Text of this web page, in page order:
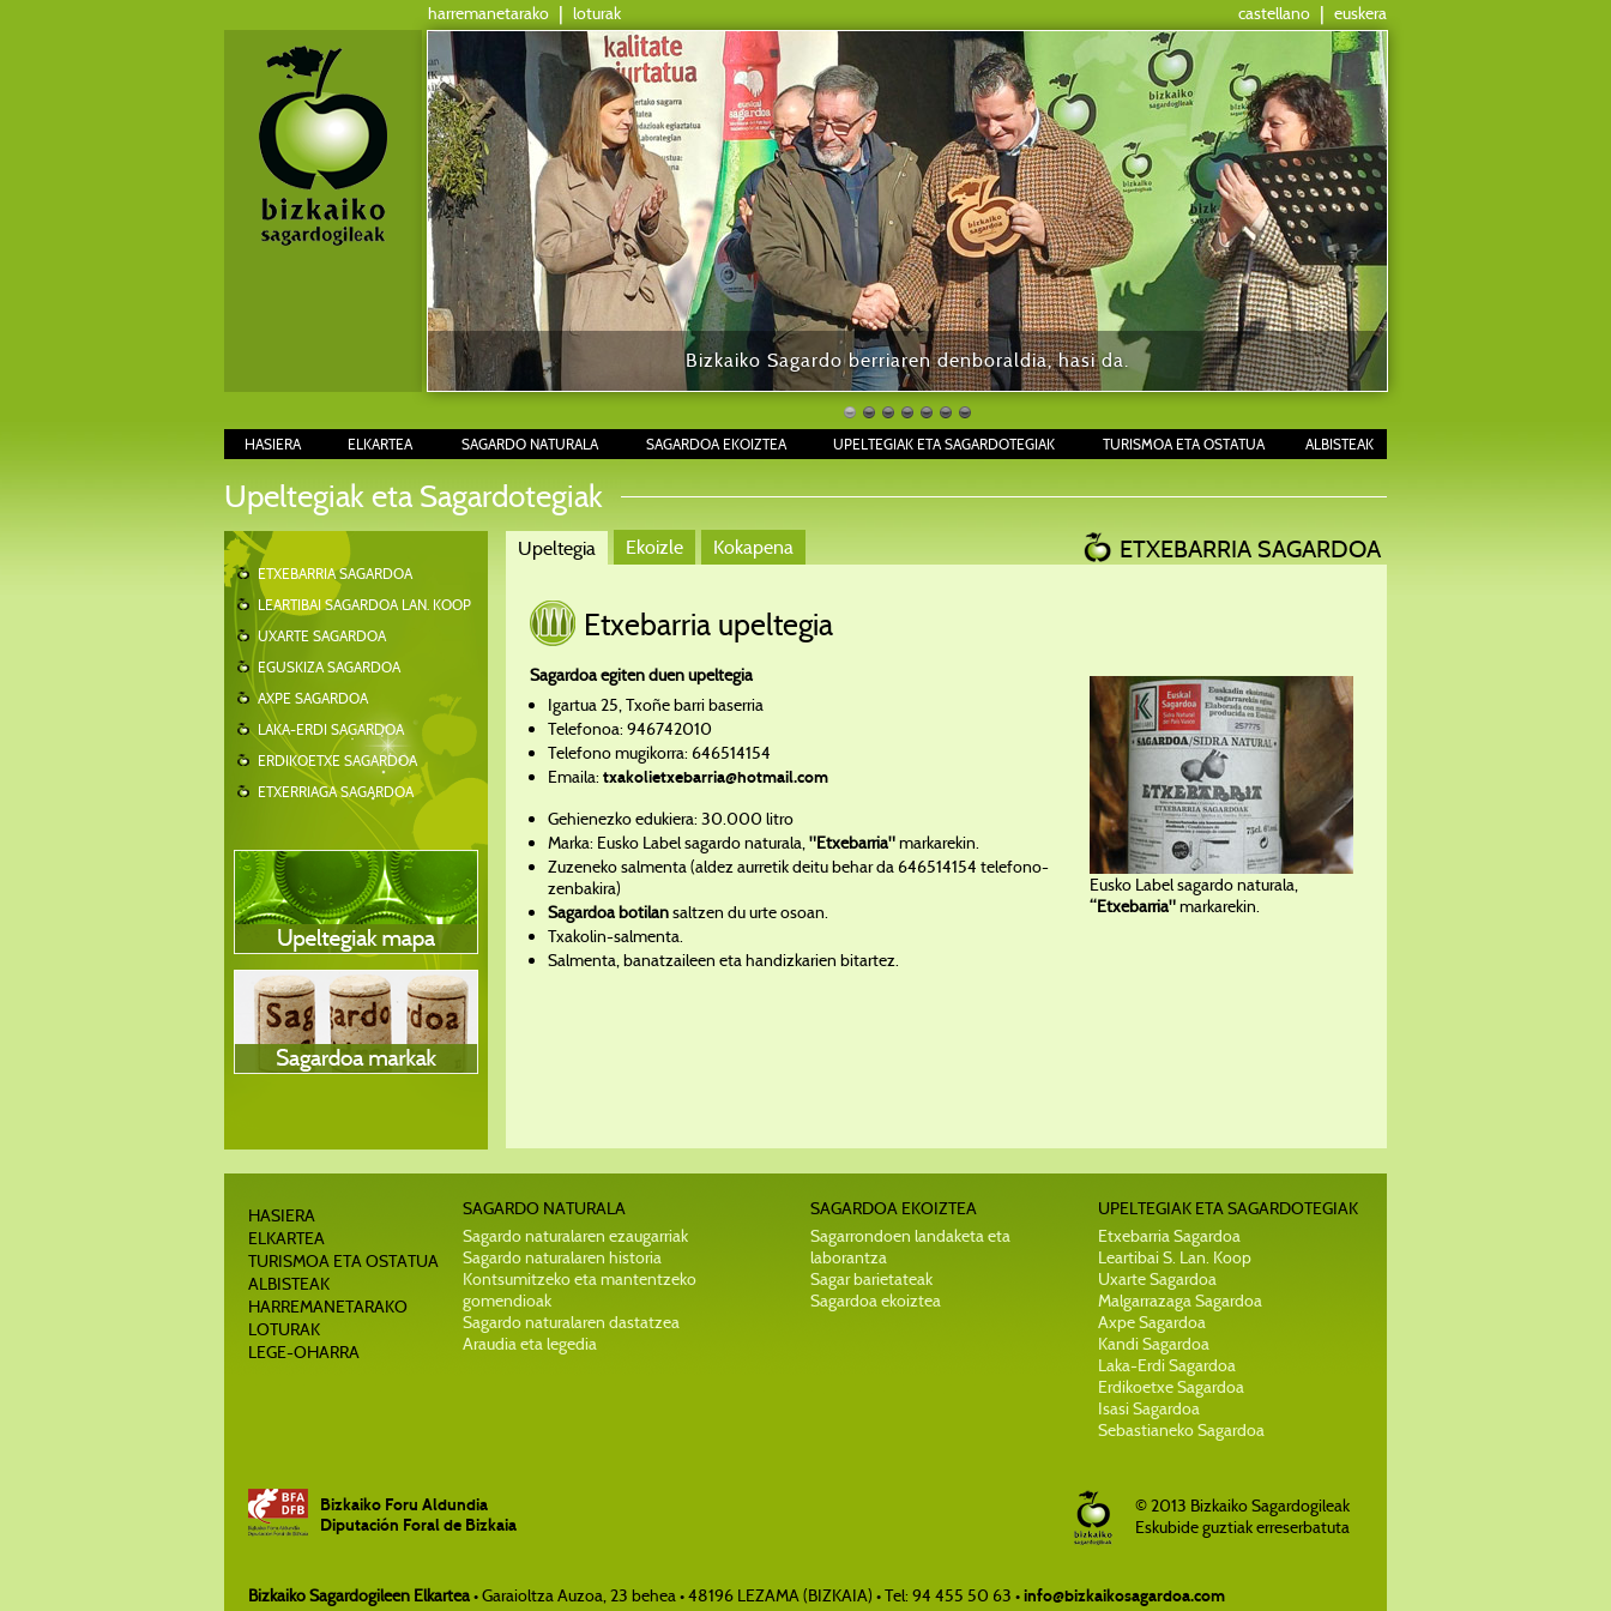
harremanetarako | loturak castellano | euskera
Bizkaiko Sagardo berriaren denboraldia, hasi da.
HASIERA ELKARTEA SAGARDO NATURALA SAGARDOA EKOIZTEA UPELTEGIAK ETA SAGARDOTEGIAK TURISMOA ETA OSTATUA ALBISTEAK
Upeltegiak eta Sagardotegiak
ETXEBARRIA SAGARDOA
LEARTIBAI SAGARDOA LAN. KOOP
UXARTE SAGARDOA
EGUSKIZA SAGARDOA
AXPE SAGARDOA
LAKA-ERDI SAGARDOA
ERDIKOETXE SAGARDOA
ETXERRIAGA SAGARDOA
Upeltegia Ekoizle Kokapena ETXEBARRIA SAGARDOA
Etxebarria upeltegia
Sagardoa egiten duen upeltegia
Igartua 25, Txoñe barri baserria
Telefonoa: 946742010
Telefono mugikorra: 646514154
Emaila: txakolietxebarria@hotmail.com
Gehienezko edukiera: 30.000 litro
Marka: Eusko Label sagardo naturala,"Etxebarria"markarekin.
Zuzeneko salmenta (aldez aurretik deitu behar da 646514154 telefono-
zenbakira)
Sagardoa botilansaltzen du urte osoan.
Txakolin-salmenta.
Salmenta, banatzaileen eta handizkarien bitartez.
Eusko Label sagardo naturala,
“Etxebarria"markarekin.
HASIERA
ELKARTEA
TURISMOA ETA OSTATUA
ALBISTEAK
HARREMANETARAKO
LOTURAK
LEGE-OHARRA
SAGARDO NATURALA
Sagardo naturalaren ezaugarriak
Sagardo naturalaren historia
Kontsumitzeko eta mantentzeko
gomendioak
Sagardo naturalaren dastatzea
Araudia eta legedia
SAGARDOA EKOIZTEA
Sagarrondoen landaketa eta
laborantza
Sagar barietateak
Sagardoa ekoiztea
UPELTEGIAK ETA SAGARDOTEGIAK
Etxebarria Sagardoa
Leartibai S. Lan. Koop
Uxarte Sagardoa
Malgarrazaga Sagardoa
Axpe Sagardoa
Kandi Sagardoa
Laka-Erdi Sagardoa
Erdikoetxe Sagardoa
Isasi Sagardoa
Sebastianeko Sagardoa
Bizkaiko Foru Aldundia
Diputación Foral de Bizkaia
© 2013 Bizkaiko Sagardogileak
Eskubide guztiak erreserbatuta
Bizkaiko Sagardogileen Elkartea• Garaioltza Auzoa, 23 behea • 48196 LEZAMA (BIZKAIA) • Tel: 94 455 50 63 •info@bizkaikosagardoa.com